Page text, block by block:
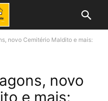
novo Cemitério Maldito e mais:
novo
e mais: